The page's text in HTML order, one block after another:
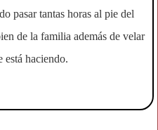
pasar tantas horas al pie del
de la familia además de velar
haciendo.